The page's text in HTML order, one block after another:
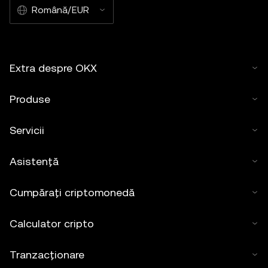
Română/EUR
Extra despre OKX
Produse
Servicii
Asistență
Cumpărați criptomonedă
Calculator cripto
Tranzacționare